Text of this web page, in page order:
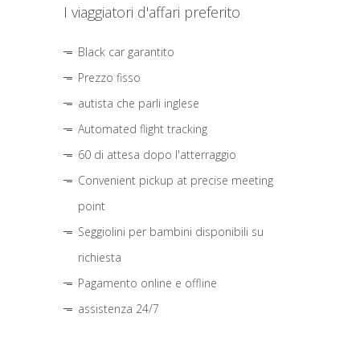
I viaggiatori d'affari preferito
Black car garantito
Prezzo fisso
autista che parli inglese
Automated flight tracking
60 di attesa dopo l'atterraggio
Convenient pickup at precise meeting
point
Seggiolini per bambini disponibili su
richiesta
Pagamento online e offline
assistenza 24/7